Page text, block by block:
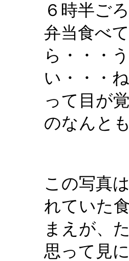
６時半ご
弁当食べ
ら・・・
い・・・
って目が
のなんと
この写真
れていた
まえが、
思って見